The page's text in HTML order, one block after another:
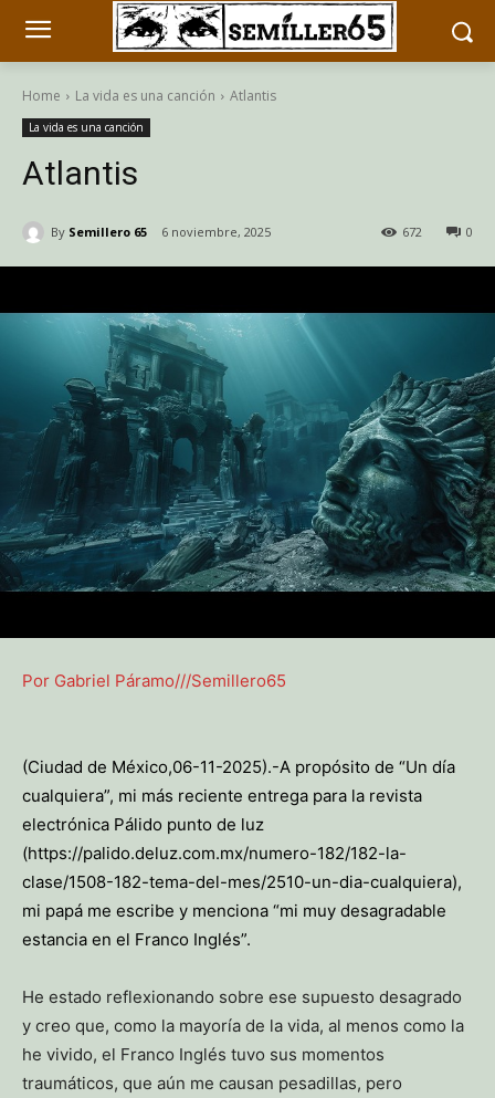
Home La vida es una canción Atlantis
La vida es una canción
Atlantis
By Semillero 65 6 noviembre, 2025 0
672
Por Gabriel Páramo///Semillero65
(Ciudad de México,06-11-2025).-A propósito de “Un día
cualquiera”, mi más reciente entrega para la revista
electrónica Pálido punto de luz
(https://palido.deluz.com.mx/numero-182/182-la-
clase/1508-182-tema-del-mes/2510-un-dia-cualquiera),
mi papá me escribe y menciona “mi muy desagradable
estancia en el Franco Inglés”.
He estado reflexionando sobre ese supuesto desagrado
y creo que, como la mayoría de la vida, al menos como la
he vivido, el Franco Inglés tuvo sus momentos
traumáticos, que aún me causan pesadillas, pero